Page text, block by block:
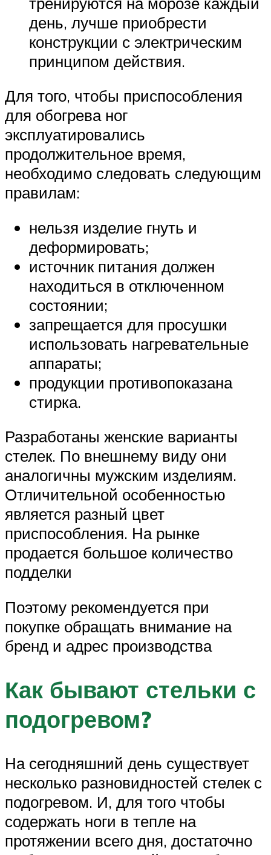
день, лучше приобрести
конструкции с электрическим
принципом действия.
Для того, чтобы приспособления
для обогрева ног
эксплуатировались
продолжительное время,
необходимо следовать следующим
правилам:
нельзя изделие гнуть и
деформировать;
источник питания должен
находиться в отключенном
состоянии;
запрещается для просушки
использовать нагревательные
аппараты;
продукции противопоказана
стирка.
Разработаны женские варианты
стелек. По внешнему виду они
аналогичны мужским изделиям.
Отличительной особенностью
является разный цвет
приспособления. На рынке
продается большое количество
подделки
Поэтому рекомендуется при
покупке обращать внимание на
бренд и адрес производства
Как бывают стельки с
подогревом?
На сегодняшний день существует
несколько разновидностей стелек с
подогревом. И, для того чтобы
содержать ноги в тепле на
протяжении всего дня, достаточно